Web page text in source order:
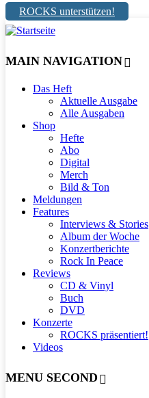
ROCKS unterstützen!
MAIN NAVIGATION
Das Heft
Aktuelle Ausgabe
Alle Ausgaben
Shop
Hefte
Abo
Digital
Merch
Bild & Ton
Meldungen
Features
Interviews & Stories
Album der Woche
Konzertberichte
Rock In Peace
Reviews
CD & Vinyl
Buch
DVD
Konzerte
ROCKS präsentiert!
Videos
MENU SECOND